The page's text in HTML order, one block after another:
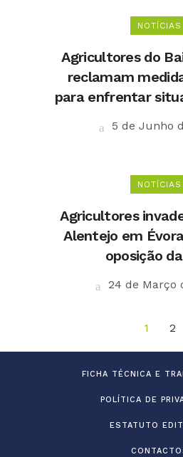
NOTÍCIAS
Agricultores do
reclamam
para enfrentar
5 de Junho
NOTÍCIAS
Agricultores
Alentejo em
oposição
24 de Março
1 2
FICHA TÉCNICA E
POLÍTICA DE
ESTATUTO